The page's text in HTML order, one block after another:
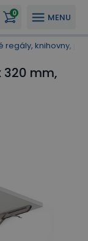
MENU
0
regály, knihovny,
320 mm,